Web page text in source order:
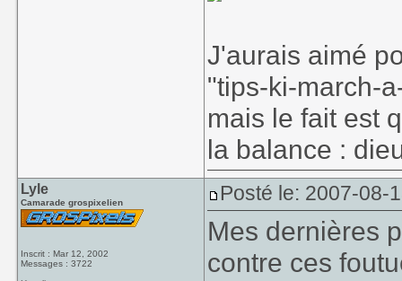
J'aurais aimé
"tips-ki-march-
mais le fait est
la balance :
Lyle
Camarade grospixelien
Inscrit : Mar 12, 2002
Messages : 3722
Posté le: 2007-08-
Mes dernières
contre ces